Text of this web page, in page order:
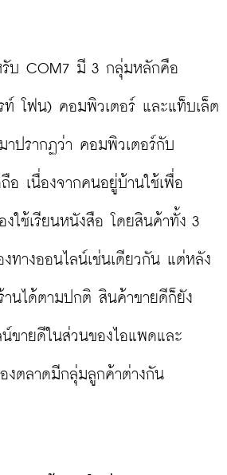
รับ COM7 มี 3 กลุ่มหลักคือ
ท์ โฟน) คอมพิวเตอร์ และแท็บเล็ต
าปรากฏว่า คอมพิวเตอร์กับ
อ เนื่องจากคนอยู่บ้านใช้เพื่อ
ใช้เรียนหนังสือ โดยสินค้าทั้ง 3
ทางออนไลน์เช่นเดียวกัน แต่หลัง
านได้ตามปกติ สินค้าขายดีก็ยัง
ขายดีในส่วนของไอแพดและ
งตลาดมีกลุ่มลูกค้าต่างกัน